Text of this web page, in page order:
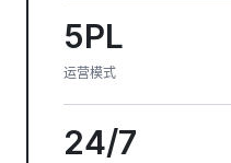
5PL
运营模式
24/7